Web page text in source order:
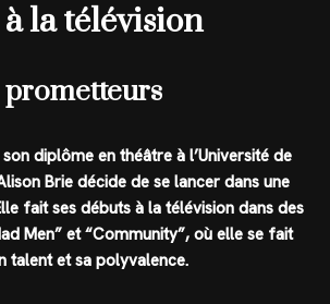
la télévision
prometteurs
diplôme en théâtre à l’Université de
Brie décide de se lancer dans une
fait ses débuts à la télévision dans des
Men” et “Community”, où elle se fait
talent et sa polyvalence.